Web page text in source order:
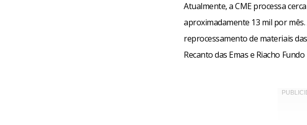
Atualmente, a CME processa
aproximadamente 13 mil por
reprocessamento de materiais
Recanto das Emas e Riacho